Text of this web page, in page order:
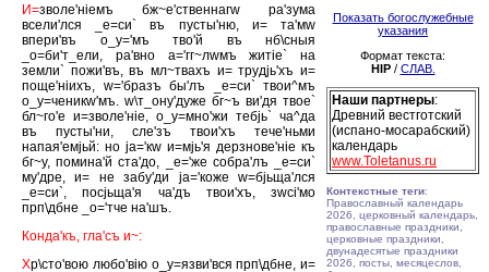
И=зволе'нiемъ бж~е'ственнагw ра'зума
всели'лся _е=си` въ пусты'ню, и= та'мw
впери'въ о_у='мъ тво'й въ нб\сныя
_о=би'т_ели, ра'вно а='гг~лwмъ житiе` на
земли` пожи'въ, въ мл~твахъ и= трудjь'хъ и=
поще'нiихъ, w='бразъ бы'лъ _е=си` твои^мъ
о_у=ченикw'мъ. w\т_ону'дуже бг~ъ ви'дя твое`
бл~го'е и=зволе'нiе, о_у=мно'жи тебjь` ча^да
въ пусты'ни, сле'зъ твои'хъ тече'ньми
напая'емjьй: но jа='кw и=мjь'я дерзнове'нiе къ
бг~у, помина'й ста'до, _е='же собра'лъ _е=си`
му'дре, и= не забу'ди jа='коже w=бjьща'лся
_е=си`, посjьща'я ча'дъ твои'хъ, зwсi'мо
прп\дбне _о='тче на'шъ.
Конда'къ, гла'съ и~:
Хр\сто'вою любо'вiю о_у=язви'вся прп\дбне, и=
Показать богослужебные
указания
Формат текста:
HIP/ СЛАВ.
Наши партнеры:
Древний вестготский
(испано-мосарабский)
календарь
www.Toletanus.ru
Контекстные теги:
Православный календарь
2026, церковный календарь,
православные праздники,
церковные праздники,
двунадесятые праздники
2026, посты, месяцеслов,